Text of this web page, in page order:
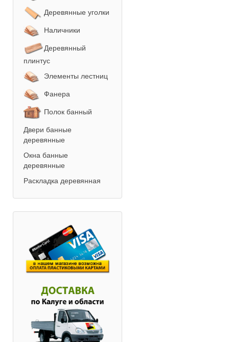
Деревянные уголки
Наличники
Деревянный
плинтус
Элементы лестниц
Фанера
Полок банный
Двери банные
деревянные
Окна банные
деревянные
Раскладка деревянная